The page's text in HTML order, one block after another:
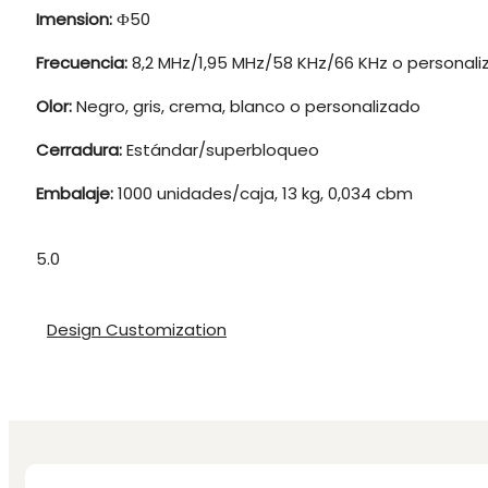
Imension:Ф50
Frecuencia:8,2 MHz/1,95 MHz/58 KHz/66 KHz o
Olor:Negro, gris, crema, blanco o personalizado
Cerradura:Estándar/superbloqueo
Embalaje:1000 unidades/caja, 13 kg, 0,034 cbm
5.0
Design Customization